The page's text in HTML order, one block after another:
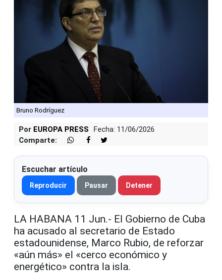
Bruno Rodríguez
Por EUROPA PRESS
Fecha: 11/06/2026
Comparte:
Escuchar artículo
Reproducir Pausar Detener
LA HABANA 11 Jun.- El Gobierno de Cuba
ha acusado al secretario de Estado
estadounidense, Marco Rubio, de reforzar
«aún más» el «cerco económico y
energético» contra la isla.